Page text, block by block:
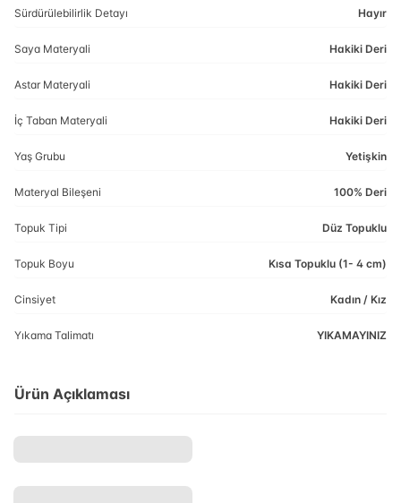
Sürdürülebilirlik Detayı Hayır
Saya Materyali Hakiki Deri
Astar Materyali Hakiki Deri
İç Taban Materyali Hakiki Deri
Yaş Grubu Yetişkin
Materyal Bileşeni 100% Deri
Topuk Tipi Düz Topuklu
Topuk Boyu Kısa Topuklu (1- 4 cm)
Cinsiyet Kadın / Kız
Yıkama Talimatı YIKAMAYINIZ
Ürün Açıklaması